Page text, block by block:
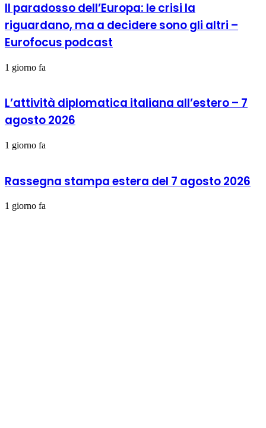
Il paradosso dell’Europa: le crisi la
riguardano, ma a decidere sono gli altri –
Eurofocus podcast
1 giorno fa
L’attività diplomatica italiana all’estero – 7
agosto 2026
1 giorno fa
Rassegna stampa estera del 7 agosto 2026
1 giorno fa